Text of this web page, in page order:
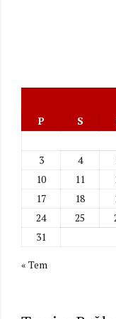
P
S
3
4
10
11
17
18
24
25
31
« Tem